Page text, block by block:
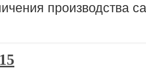
производства